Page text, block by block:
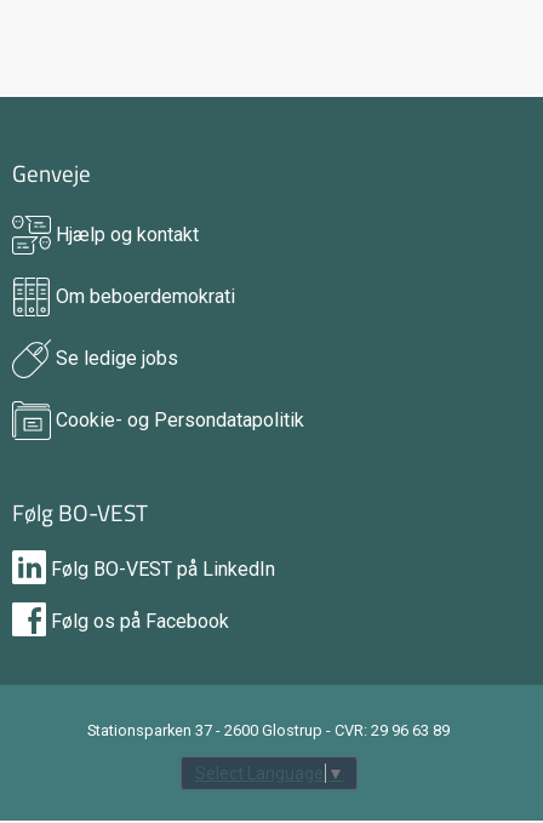
Genveje
Hjælp og kontakt
Om beboerdemokrati
Se ledige jobs
Cookie- og Persondatapolitik
Følg BO-VEST
Følg BO-VEST på LinkedIn
Følg os på Facebook
Stationsparken 37 - 2600 Glostrup - CVR: 29 96 63 89
Select Language ▼